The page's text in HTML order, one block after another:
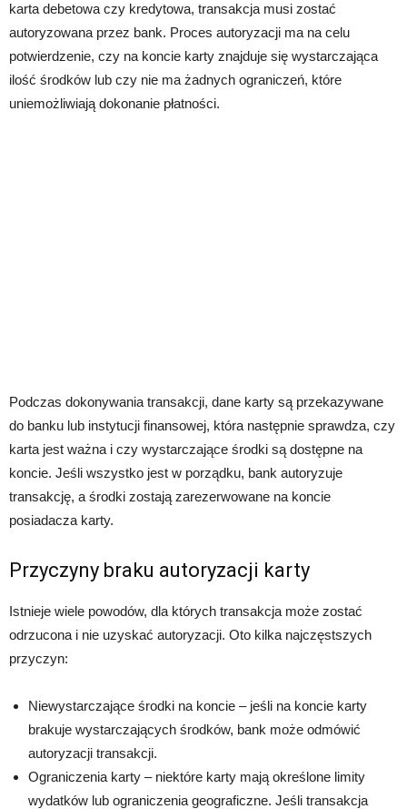
karta debetowa czy kredytowa, transakcja musi zostać
autoryzowana przez bank. Proces autoryzacji ma na celu
potwierdzenie, czy na koncie karty znajduje się wystarczająca
ilość środków lub czy nie ma żadnych ograniczeń, które
uniemożliwiają dokonanie płatności.
Podczas dokonywania transakcji, dane karty są przekazywane
do banku lub instytucji finansowej, która następnie sprawdza, czy
karta jest ważna i czy wystarczające środki są dostępne na
koncie. Jeśli wszystko jest w porządku, bank autoryzuje
transakcję, a środki zostają zarezerwowane na koncie
posiadacza karty.
Przyczyny braku autoryzacji karty
Istnieje wiele powodów, dla których transakcja może zostać
odrzucona i nie uzyskać autoryzacji. Oto kilka najczęstszych
przyczyn:
Niewystarczające środki na koncie – jeśli na koncie karty
brakuje wystarczających środków, bank może odmówić
autoryzacji transakcji.
Ograniczenia karty – niektóre karty mają określone limity
wydatków lub ograniczenia geograficzne. Jeśli transakcja